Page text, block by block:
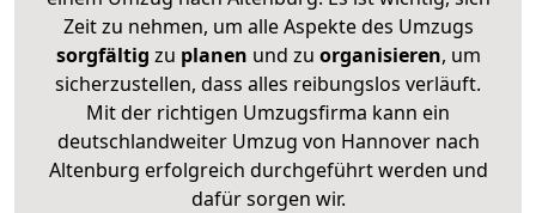
Zeit zu nehmen, um alle Aspekte des Umzugs
sorgfältig zu planen und zu organisieren, um
sicherzustellen, dass alles reibungslos verläuft.
Mit der richtigen Umzugsfirma kann ein
deutschlandweiter Umzug von Hannover nach
Altenburg erfolgreich durchgeführt werden und
dafür sorgen wir.